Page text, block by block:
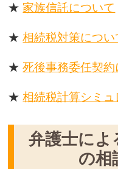
★ 家族信託について
★相続税対策につい
★死後事務委任契約
★相続税計算シミ
弁護士によ
の相